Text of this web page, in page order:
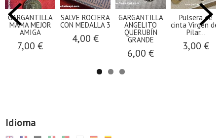
Idioma
GARGANTILLA
MAMA MEJOR
AMIGA
7,00 €
SALVE ROCIERA
CON MEDALLA 3
4,00 €
GARGANTILLA
ANGELITO
QUERUBÍN
GRANDE
6,00 €
Pulsera de
cinta Virgen del
Pilar...
3,00 €